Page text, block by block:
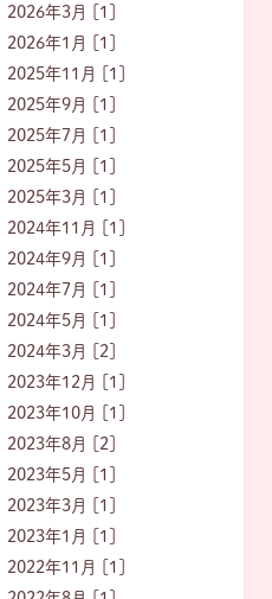
2026年3月 [1]
2026年1月 [1]
2025年11月 [1]
2025年9月 [1]
2025年7月 [1]
2025年5月 [1]
2025年3月 [1]
2024年11月 [1]
2024年9月 [1]
2024年7月 [1]
2024年5月 [1]
2024年3月 [2]
2023年12月 [1]
2023年10月 [1]
2023年8月 [2]
2023年5月 [1]
2023年3月 [1]
2023年1月 [1]
2022年11月 [1]